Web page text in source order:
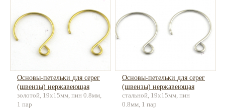
Основы-петельки для серег
(швензы) нержавеющая
сталь
золотой, 19x15мм, пин 0.8мм,
1 пар
Основы-петельки для серег
(швензы) нержавеющая
сталь
стальной, 19x15мм, пин
0.8мм, 1 пар